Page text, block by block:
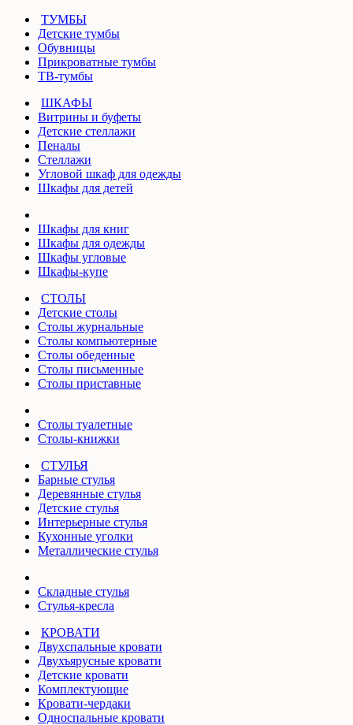
ТУМБЫ
Детские тумбы
Обувницы
Прикроватные тумбы
ТВ-тумбы
ШКАФЫ
Витрины и буфеты
Детские стеллажи
Пеналы
Стеллажи
Угловой шкаф для одежды
Шкафы для детей
Шкафы для книг
Шкафы для одежды
Шкафы угловые
Шкафы-купе
СТОЛЫ
Детские столы
Столы журнальные
Столы компьютерные
Столы обеденные
Столы письменные
Столы приставные
Столы туалетные
Столы-книжки
СТУЛЬЯ
Барные стулья
Деревянные стулья
Детские стулья
Интерьерные стулья
Кухонные уголки
Металлические стулья
Складные стулья
Стулья-кресла
КРОВАТИ
Двухспальные кровати
Двухъярусные кровати
Детские кровати
Комплектующие
Кровати-чердаки
Односпальные кровати